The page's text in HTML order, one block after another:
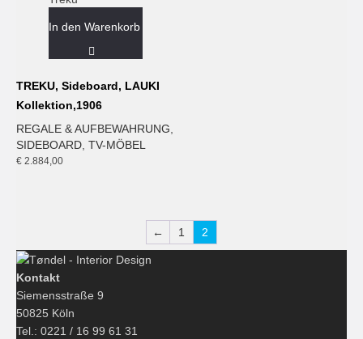
In den Warenkorb
TREKU, Sideboard, LAUKI
Kollektion,1906
REGALE & AUFBEWAHRUNG
SIDEBOARD TV-MÖBEL
€ 2.884,00
← 1 2
Kontakt
Siemensstraße 9
50825 Köln
Tel.: 0221 / 16 99 61 31